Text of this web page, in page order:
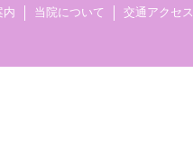
内 当院について 交通アクセス